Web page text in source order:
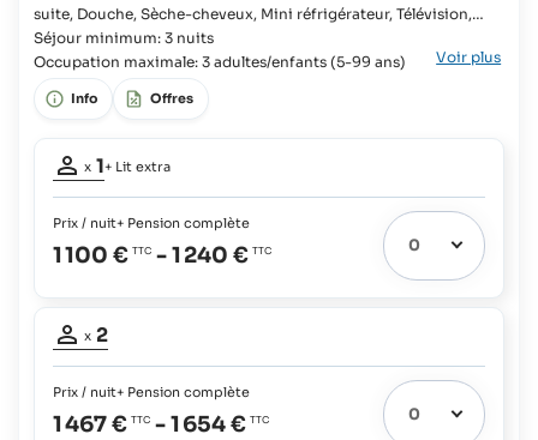
suite, Douche, Sèche-cheveux, Mini réfrigérateur, Télévision,
Wifi, Serviettes de plage, Coffre-fort, Frais de port et de
mouillage, Climatisation, Les hôtes sont les bienvenus à partir de
l'âge suivant Lit double, Cabine, Lit supplémentaire possible,
Salle de bains en suite, Mini réfrigérateur, Coffre-fort, Frais de
l'âge suivant
Séjour minimum: 3 nuits
Occupation maximale: 3 adultes/enfants (5-99 ans)
Voir plus
Info Offres
Occupation
Lit extra
possible:
1
jusqu'à
17
x 1+ Lit extra
Prix / nuit+ Pension complète
1 100 € -1 240 €
Occupation
x 2
Prix / nuit+ Pension complète
1 467 € -1 654 €